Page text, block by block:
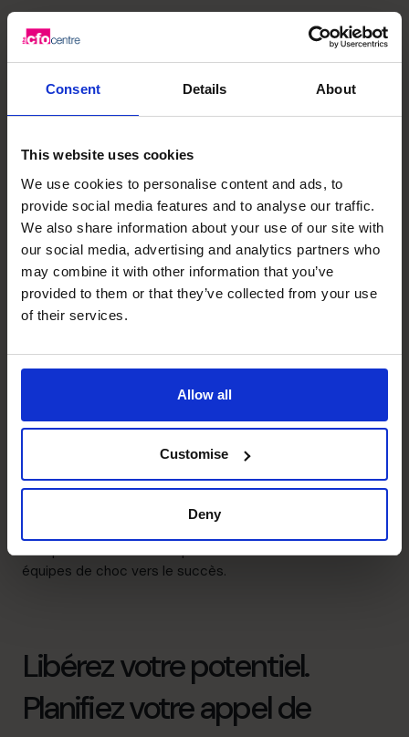
Consent Details About
This website uses cookies
We use cookies to personalise content and ads, to
provide social media features and to analyse our traffic.
We also share information about your use of our site with
our social media, advertising and analytics partners who
may combine it with other information that you’ve
provided to them or that they’ve collected from your use
of their services.
Allow all
Customise
Deny
Compétences spécialisées
de Mazen
Identifier les inefficacités afin de formuler des
Leadership
A occupé des postes de direction tels que vice-
président chargé des comptes et des finances,
directeur financier du groupe.
Relations bancaires
Réduction des délais de remboursement des prêts et
obtention de prêts complexes
Gestionnaire des ressources
Comprend la valeur du capital humain et mène des
équipes de choc vers le succès.
Libérez votre potentiel.
Planifiez votre appel de